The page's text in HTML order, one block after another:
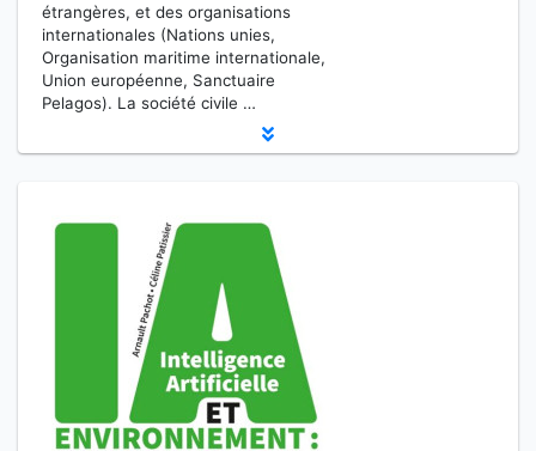
étrangères, et des organisations
internationales (Nations unies,
Organisation maritime internationale,
Union européenne, Sanctuaire
Pelagos). La société civile …